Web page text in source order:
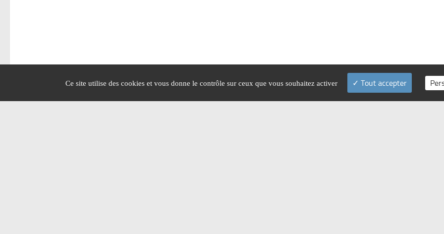
Ce site utilise des cookies et vous donne le contrôle sur ceux que vous souhaitez activer Tout accepter